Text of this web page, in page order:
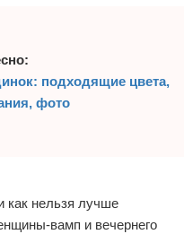
подходящие цвета,
фото
как нельзя лучше
вамп и вечернего